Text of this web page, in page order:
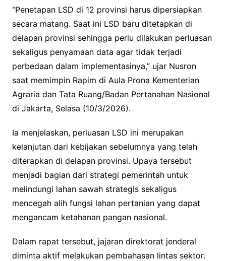
“Penetapan LSD di 12 provinsi harus dipersiapkan
secara matang. Saat ini LSD baru ditetapkan di
delapan provinsi sehingga perlu dilakukan perluasan
sekaligus penyamaan data agar tidak terjadi
perbedaan dalam implementasinya,” ujar Nusron
saat memimpin Rapim di Aula Prona Kementerian
Agraria dan Tata Ruang/Badan Pertanahan Nasional
di Jakarta, Selasa (10/3/2026).
Ia menjelaskan, perluasan LSD ini merupakan
kelanjutan dari kebijakan sebelumnya yang telah
diterapkan di delapan provinsi. Upaya tersebut
menjadi bagian dari strategi pemerintah untuk
melindungi lahan sawah strategis sekaligus
mencegah alih fungsi lahan pertanian yang dapat
mengancam ketahanan pangan nasional.
Dalam rapat tersebut, jajaran direktorat jenderal
diminta aktif melakukan pembahasan lintas sektor.